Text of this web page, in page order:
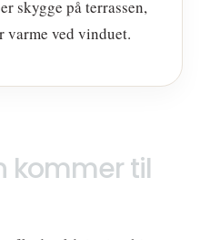
skygge på terrassen,
varme ved vinduet.
kommer til